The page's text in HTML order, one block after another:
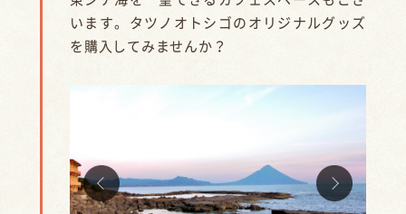
います。タツノオトシゴのオリジナルグッズ
を購入してみませんか？